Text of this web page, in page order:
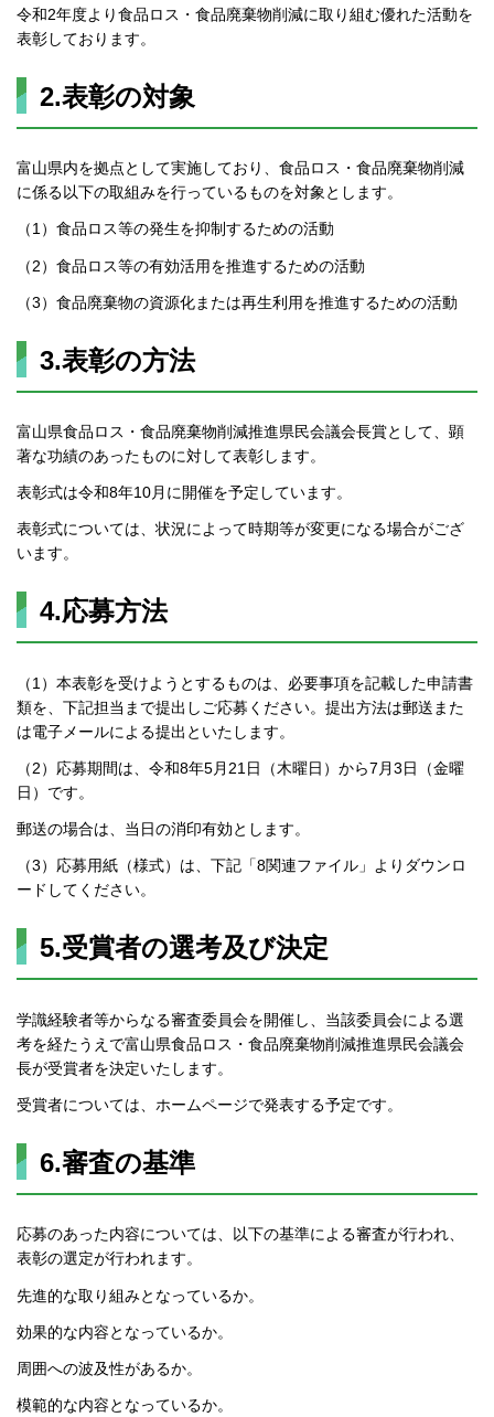
令和2年度より食品ロス・食品廃棄物削減に取り組む優れた活動を
表彰しております。
2.表彰の対象
富山県内を拠点として実施しており、食品ロス・食品廃棄物削減
に係る以下の取組みを行っているものを対象とします。
（1）食品ロス等の発生を抑制するための活動
（2）食品ロス等の有効活用を推進するための活動
（3）食品廃棄物の資源化または再生利用を推進するための活動
3.表彰の方法
富山県食品ロス・食品廃棄物削減推進県民会議会長賞として、顕
著な功績のあったものに対して表彰します。
表彰式は令和8年10月に開催を予定しています。
表彰式については、状況によって時期等が変更になる場合がござ
います。
4.応募方法
（1）本表彰を受けようとするものは、必要事項を記載した申請書
類を、下記担当まで提出しご応募ください。提出方法は郵送また
は電子メールによる提出といたします。
（2）応募期間は、令和8年5月21日（木曜日）から7月3日（金曜
日）です。
郵送の場合は、当日の消印有効とします。
（3）応募用紙（様式）は、下記「8関連ファイル」よりダウンロ
ードしてください。
5.受賞者の選考及び決定
学識経験者等からなる審査委員会を開催し、当該委員会による選
考を経たうえで富山県食品ロス・食品廃棄物削減推進県民会議会
長が受賞者を決定いたします。
受賞者については、ホームページで発表する予定です。
6.審査の基準
応募のあった内容については、以下の基準による審査が行われ、
表彰の選定が行われます。
先進的な取り組みとなっているか。
効果的な内容となっているか。
周囲への波及性があるか。
模範的な内容となっているか。